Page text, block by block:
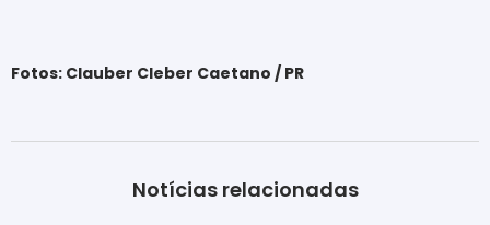
Fotos: Clauber Cleber Caetano / PR
Notícias relacionadas